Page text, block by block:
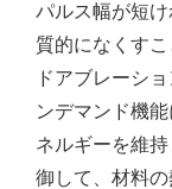
パルス幅が短
質的になくす
ドアブレーシ
ンデマンド機
ネルギーを維
御して、材料